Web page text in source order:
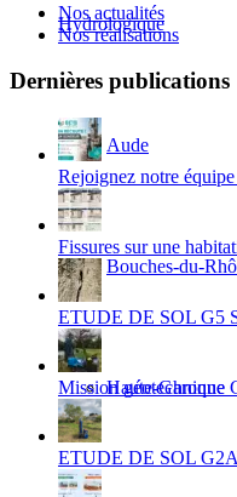
Hydrologique
Aude
Bouches-du-
Haute-Garonne
Nos actualités
Nos réalisations
Dernières publications
Rejoignez notre
Fissures sur une
ETUDE DE SOL G5
Mission
ETUDE DE SOL